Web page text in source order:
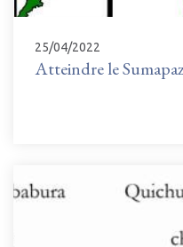
25/04/2022
Atteindre le